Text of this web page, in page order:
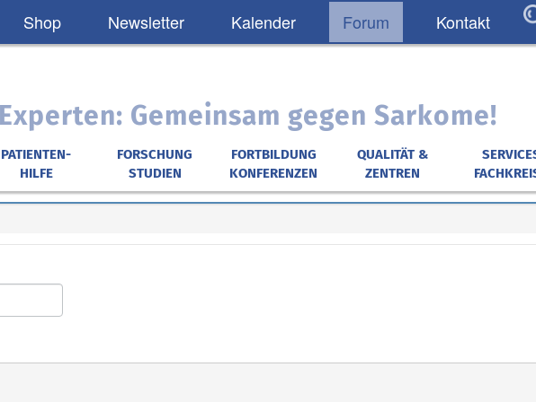
Shop Newsletter Kalender Forum Kontakt
Gemeinsam gegen Sarkome!
PATIENTEN-
HILFE
FORSCHUNG
STUDIEN
FORTBILDUNG
KONFERENZEN
QUALITÄT &
ZENTREN